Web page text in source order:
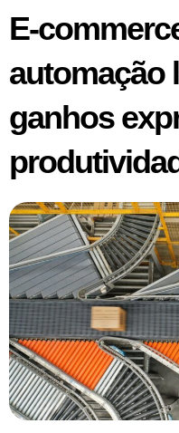
E-
automação
ganhos